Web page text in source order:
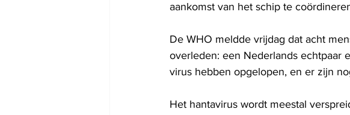
aankomst van het schip te
De WHO meldde vrijdag dat acht
overleden: een Nederlands echtpaar
virus hebben opgelopen, en er zijn
Het hantavirus wordt meestal